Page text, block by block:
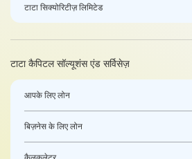
टाटा सिक्योरिटीज़ लिमिटेड
टाटा कैपिटल सॉल्यूशंस एंड सर्विसेज़
आपके लिए लोन
बिज़नेस के लिए लोन